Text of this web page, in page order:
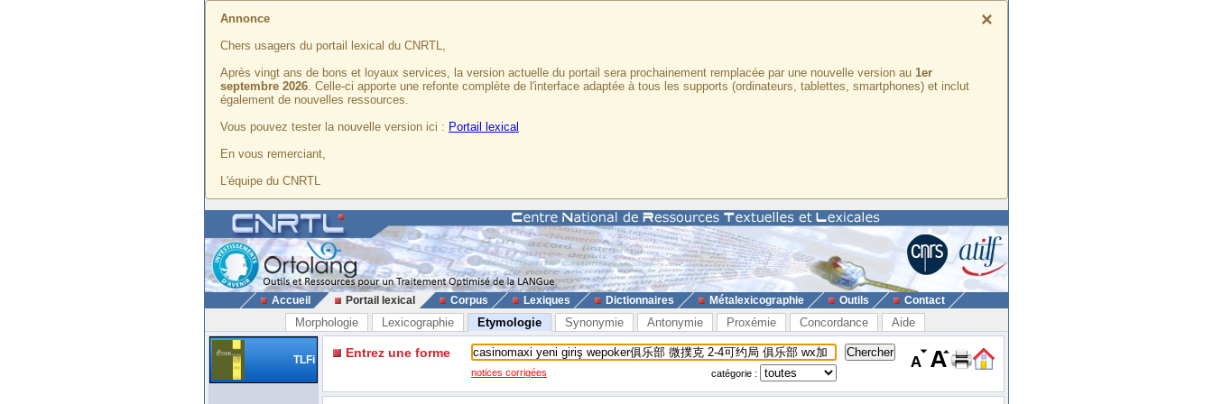
×
Annonce
Chers usagers du portail lexical du CNRTL,
Après vingt ans de bons et loyaux services, la version actuelle du portail sera prochainement remplacée par une nouvelle version au 1er
septembre 2026. Celle-ci apporte une refonte complète de l'interface adaptée à tous les supports (ordinateurs, tablettes, smartphones) et inclut
également de nouvelles ressources.
Vous pouvez tester la nouvelle version ici : Portail lexical
En vous remerciant,
L'équipe du CNRTL
Accueil Portail lexical Corpus Lexiques Dictionnaires Métalexicographie Outils Contact
Morphologie Lexicographie Etymologie Synonymie Antonymie Proxémie Concordance Aide
TLFi Entrez une forme
notices corrigées catégorie :